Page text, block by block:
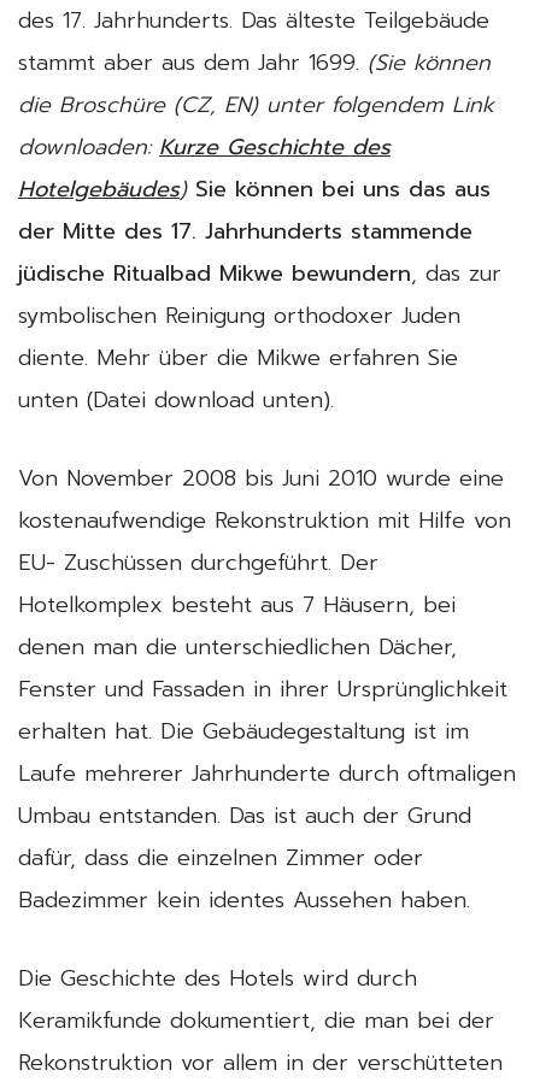
des 17. Jahrhunderts. Das älteste Teilgebäude
stammt aber aus dem Jahr 1699. (Sie können
die Broschüre (CZ, EN) unter folgendem Link
downloaden:Kurze Geschichte des
Hotelgebäudes) Sie können bei uns das aus
der Mitte des 17. Jahrhunderts stammende
jüdische Ritualbad Mikwe bewundern, das zur
symbolischen Reinigung orthodoxer Juden
diente. Mehr über die Mikwe erfahren Sie
unten (Datei download unten).
Von November 2008 bis Juni 2010 wurde eine
kostenaufwendige Rekonstruktion mit Hilfe von
EU- Zuschüssen durchgeführt. Der
Hotelkomplex besteht aus 7 Häusern, bei
denen man die unterschiedlichen Dächer,
Fenster und Fassaden in ihrer Ursprünglichkeit
erhalten hat. Die Gebäudegestaltung ist im
Laufe mehrerer Jahrhunderte durch oftmaligen
Umbau entstanden. Das ist auch der Grund
dafür, dass die einzelnen Zimmer oder
Badezimmer kein identes Aussehen haben.
Die Geschichte des Hotels wird durch
Keramikfunde dokumentiert, die man bei der
Rekonstruktion vor allem in der verschütteten